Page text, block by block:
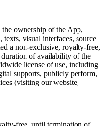
the ownership of the App,
visual interfaces, source
a non-exclusive, royalty-free,
of availability of the
license of use, including
supports, publicly perform,
(visiting our website,
free, until termination of